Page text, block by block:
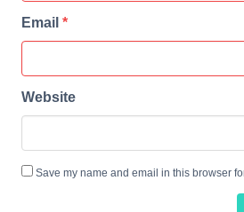
Email *
Website
Save my name and email in this browser